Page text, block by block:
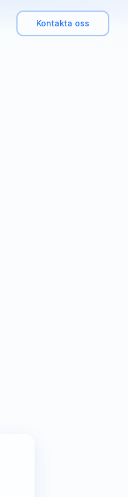
Kontakta oss